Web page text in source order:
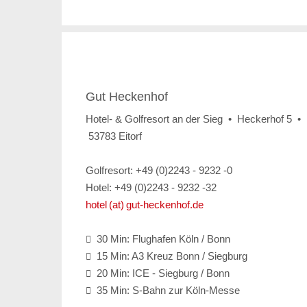
Gut Heckenhof
Hotel- & Golfresort an der Sieg • Heckerhof 5 •
53783 Eitorf
Golfresort: +49 (0)2243 - 9232 -0
Hotel: +49 (0)2243 - 9232 -32
hotel (at) gut-heckenhof.de
 30 Min: Flughafen Köln / Bonn
 15 Min: A3 Kreuz Bonn / Siegburg
 20 Min: ICE - Siegburg / Bonn
 35 Min: S-Bahn zur Köln-Messe